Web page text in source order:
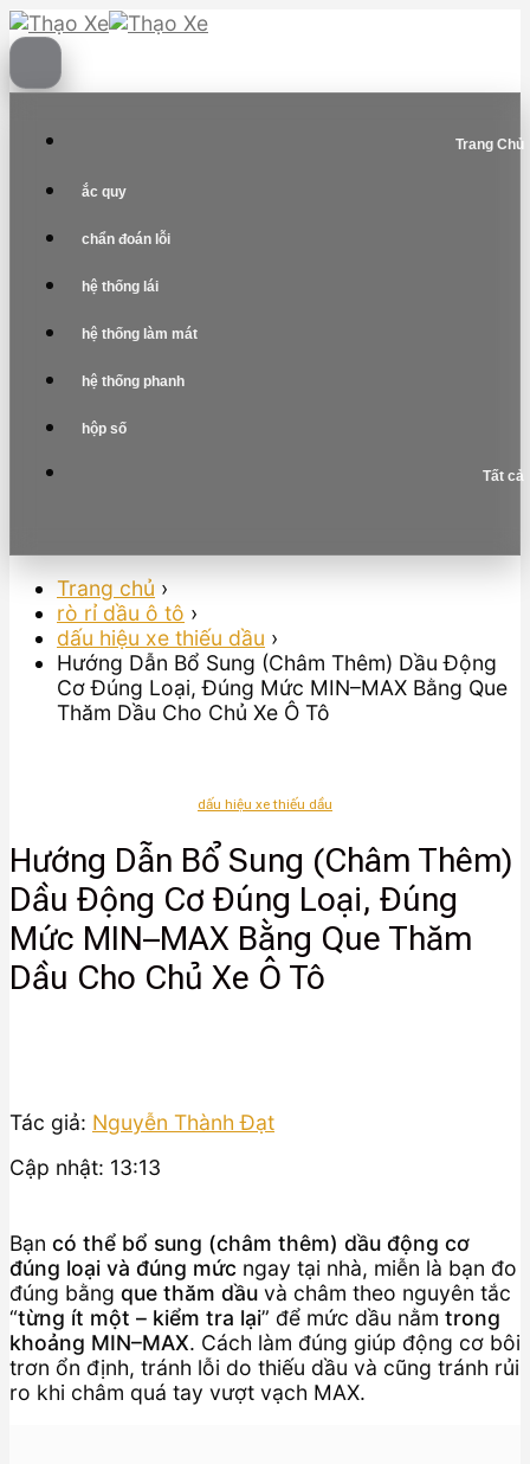
Skip
to
content
Trang Chủ
ắc quy
chẩn đoán lỗi
hệ thống lái
hệ thống làm mát
hệ thống phanh
hộp số
Tất cả
Trang chủ ›
rò rỉ dầu ô tô ›
dấu hiệu xe thiếu dầu ›
Hướng Dẫn Bổ Sung (Châm Thêm) Dầu Động
Cơ Đúng Loại, Đúng Mức MIN–MAX Bằng Que
Thăm Dầu Cho Chủ Xe Ô Tô
dấu hiệu xe thiếu dầu
Hướng Dẫn Bổ Sung (Châm Thêm)
Dầu Động Cơ Đúng Loại, Đúng
Mức MIN–MAX Bằng Que Thăm
Dầu Cho Chủ Xe Ô Tô
Tác giả: Nguyễn Thành Đạt
Cập nhật: 13:13
Bạn có thể bổ sung (châm thêm) dầu động cơ
đúng loại và đúng mức ngay tại nhà, miễn là bạn đo
đúng bằng que thăm dầu và châm theo nguyên tắc
“từng ít một – kiểm tra lại” để mức dầu nằm trong
khoảng MIN–MAX. Cách làm đúng giúp động cơ bôi
trơn ổn định, tránh lỗi do thiếu dầu và cũng tránh rủi
ro khi châm quá tay vượt vạch MAX.